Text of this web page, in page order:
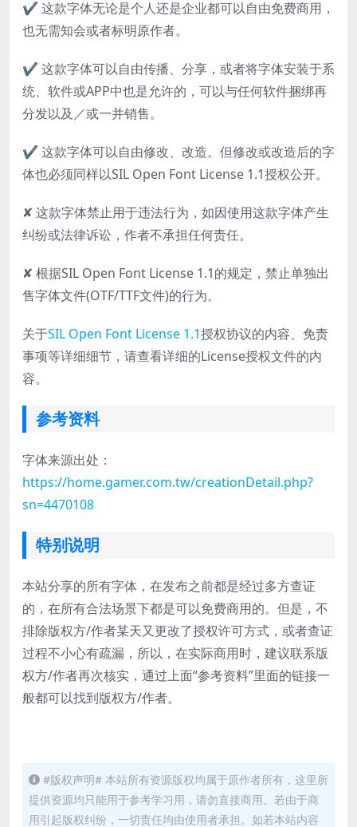
✔ 这款字体无论是个人还是企业都可以自由免费商用，
也无需知会或者标明原作者。
✔ 这款字体可以自由传播、分享，或者将字体安装于系
统、软件或APP中也是允许的，可以与任何软件捆绑再
分发以及／或一并销售。
✔ 这款字体可以自由修改、改造。但修改或改造后的字
体也必须同样以SIL Open Font License 1.1授权公开。
✘ 这款字体禁止用于违法行为，如因使用这款字体产生
纠纷或法律诉讼，作者不承担任何责任。
✘ 根据SIL Open Font License 1.1的规定，禁止单独出
售字体文件(OTF/TTF文件)的行为。
关于SIL Open Font License 1.1授权协议的内容、免责
事项等详细细节，请查看详细的License授权文件的内
容。
参考资料
字体来源出处：
https://home.gamer.com.tw/creationDetail.php?
sn=4470108
特别说明
本站分享的所有字体，在发布之前都是经过多方查证
的，在所有合法场景下都是可以免费商用的。但是，不
排除版权方/作者某天又更改了授权许可方式，或者查证
过程不小心有疏漏，所以，在实际商用时，建议联系版
权方/作者再次核实，通过上面“参考资料”里面的链接一
般都可以找到版权方/作者。
#版权声明# 本站所有资源版权均属于原作者所有，这里所
提供资源均只能用于参考学习用，请勿直接商用。若由于商
用引起版权纠纷，一切责任均由使用者承担。如若本站内容